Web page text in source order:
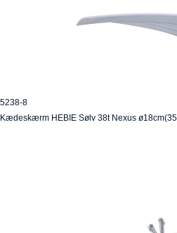
5238-8
Kædeskærm HEBIE Sølv 38t Nexus